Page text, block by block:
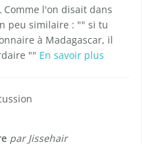
Comme l'on disait dans
peu similaire : "" si tu
à Madagascar, il
"" En savoir plus
par Jissehair